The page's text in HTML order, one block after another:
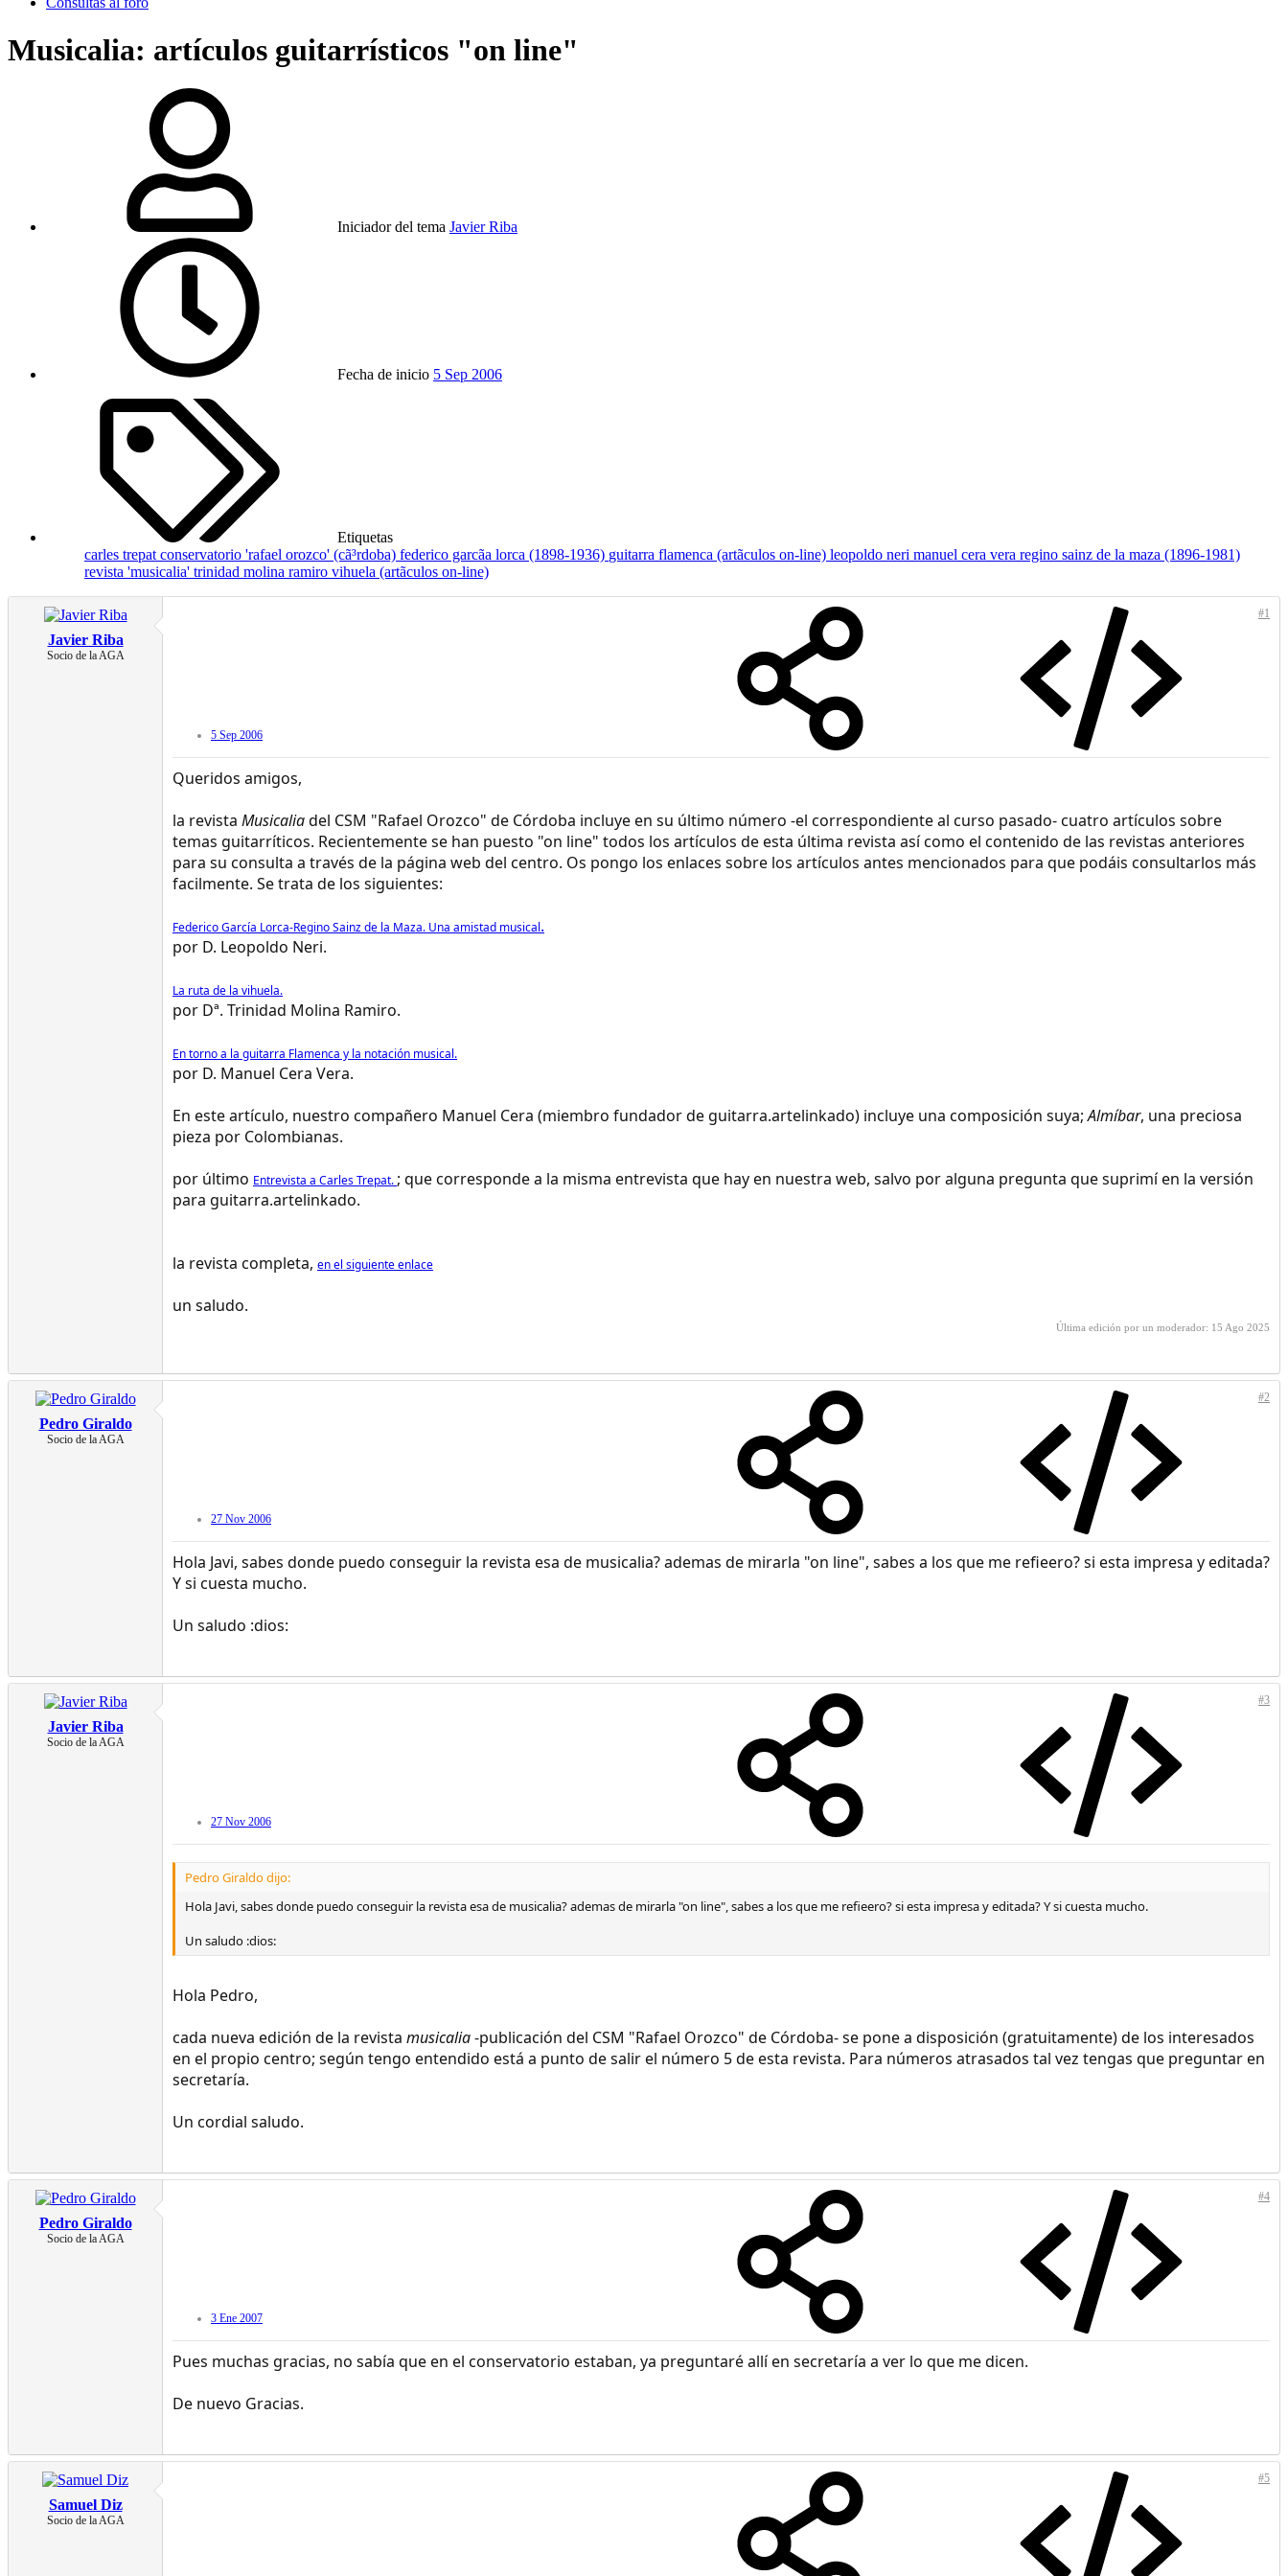
Musicalia: artículos guitarrísticos "on line"
Iniciador del tema Javier Riba
Fecha de inicio 5 Sep 2006
Etiquetas
carles trepat conservatorio 'rafael orozco' (cã³rdoba) federico garcã­a lorca (1898-1936) guitarra flamenca (artã­culos on-line) leopoldo neri manuel cera vera regino sainz de la maza (1896-1981)
revista 'musicalia' trinidad molina ramiro vihuela (artã­culos on-line)
Javier Riba
Socio de la AGA
5 Sep 2006
#1
Queridos amigos,
la revista Musicaliadel CSM "Rafael Orozco" de Córdoba incluye en su último número -el correspondiente al curso pasado- cuatro artículos sobre
temas guitarríticos. Recientemente se han puesto "on line" todos los artículos de esta última revista así como el contenido de las revistas anteriores
para su consulta a través de la página web del centro. Os pongo los enlaces sobre los artículos antes mencionados para que podáis consultarlos más
facilmente. Se trata de los siguientes:
Federico García Lorca-Regino Sainz de la Maza. Una amistad musical.
por D. Leopoldo Neri.
La ruta de la vihuela.
por Dª. Trinidad Molina Ramiro.
En torno a la guitarra Flamenca y la notación musical.
por D. Manuel Cera Vera.
En este artículo, nuestro compañero Manuel Cera (miembro fundador de guitarra.artelinkado) incluye una composición suya;Almíbar, una preciosa
pieza por Colombianas.
por último Entrevista a Carles Trepat. ; que corresponde a la misma entrevista que hay en nuestra web, salvo por alguna pregunta que suprimí en la versión
para guitarra.artelinkado.
la revista completa, en el siguiente enlace
un saludo.
Última edición por un moderador: 15 Ago 2025
Pedro Giraldo
Socio de la AGA
27 Nov 2006
#2
Hola Javi, sabes donde puedo conseguir la revista esa de musicalia? ademas de mirarla "on line", sabes a los que me refieero? si esta impresa y editada?
Y si cuesta mucho.
Un saludo :dios:
Javier Riba
Socio de la AGA
27 Nov 2006
#3
Pedro Giraldo dijo:
Hola Javi, sabes donde puedo conseguir la revista esa de musicalia? ademas de mirarla "on line", sabes a los que me refieero? si esta impresa y editada? Y si cuesta mucho.
Un saludo :dios:
Hola Pedro,
cada nueva edición de la revista musicalia-publicación del CSM "Rafael Orozco" de Córdoba- se pone a disposición (gratuitamente) de los interesados
en el propio centro; según tengo entendido está a punto de salir el número 5 de esta revista. Para números atrasados tal vez tengas que preguntar en
secretaría.
Un cordial saludo.
Pedro Giraldo
Socio de la AGA
3 Ene 2007
#4
Pues muchas gracias, no sabía que en el conservatorio estaban, ya preguntaré allí en secretaría a ver lo que me dicen.
De nuevo Gracias.
Samuel Diz
Socio de la AGA
#5